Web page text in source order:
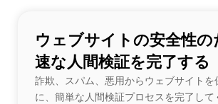
ウェブサイトの安全性
速な人間検証を完了する
詐欺、スパム、悪用からウェブサイトを
に、簡単な人間検証プロセスを完了して